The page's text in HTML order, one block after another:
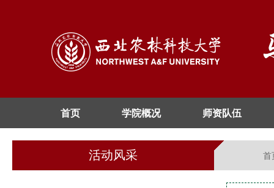
首页 学院概况 师资队伍
活动风采 首